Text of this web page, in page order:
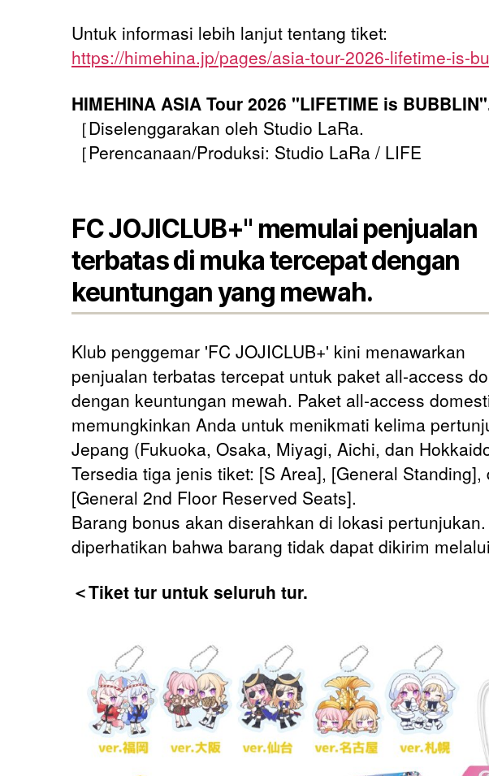
Untuk informasi lebih lanjut tentang tiket:
https://himehina.jp/pages/asia-tour-2026-lifetime-is-
HIMEHINA ASIA Tour 2026 "LIFETIME is
［Diselenggarakan oleh Studio LaRa.
［Perencanaan/Produksi: Studio LaRa / LIFE
FC JOJICLUB+" memulai penjualan
terbatas di muka tercepat dengan
keuntungan yang mewah.
Klub penggemar 'FC JOJICLUB+' kini menawarkan
penjualan terbatas tercepat untuk paket all-access
dengan keuntungan mewah. Paket all-access
memungkinkan Anda untuk menikmati kelima
Jepang (Fukuoka, Osaka, Miyagi, Aichi, dan
Tersedia tiga jenis tiket: [S Area], [General Standing],
[General 2nd Floor Reserved Seats].
Barang bonus akan diserahkan di lokasi
diperhatikan bahwa barang tidak dapat dikirim
＜Tiket tur untuk seluruh tur.